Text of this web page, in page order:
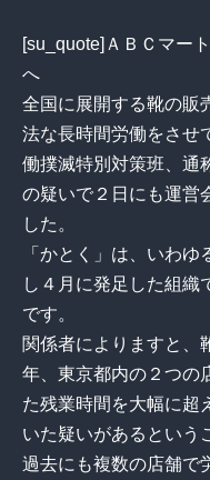
[su_quote]ＡＢＣマー
へ
全国に展開する靴の販
法な長時間労働をさせ
働撲滅特別対策班、通
の疑いで２日にも運営
した。
「かとく」は、いわ
し４月に発足した組織
です。
関係者によりますと、
年、東京都内の２つの
た残業時間を大幅に超
いた疑いがあるという
過去にも複数の店舗で